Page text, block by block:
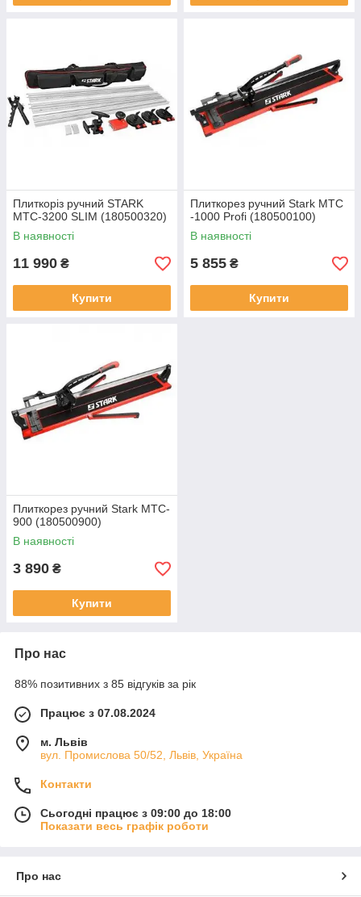
Плиткоріз ручний STARK
MTC-3200 SLIM (180500320)
В наявності
11 990 ₴
Купити
Плиткорез ручний Stark MTC
-1000 Profi (180500100)
В наявності
5 855 ₴
Купити
Плиткорез ручний Stark MTC-
900 (180500900)
В наявності
3 890 ₴
Купити
Про нас
88% позитивних з 85 відгуків за рік
Працює з 07.08.2024
м. Львів
вул. Промислова 50/52, Львів, Україна
Контакти
Сьогодні працює з 09:00 до 18:00
Показати весь графік роботи
Про нас